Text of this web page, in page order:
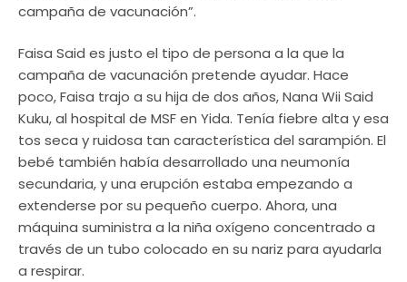
campaña de vacunación”.
Faisa Said es justo el tipo de persona a la que la
campaña de vacunación pretende ayudar. Hace
poco, Faisa trajo a su hija de dos años, Nana Wii Said
Kuku, al hospital de MSF en Yida. Tenía fiebre alta y esa
tos seca y ruidosa tan característica del sarampión. El
bebé también había desarrollado una neumonía
secundaria, y una erupción estaba empezando a
extenderse por su pequeño cuerpo. Ahora, una
máquina suministra a la niña oxígeno concentrado a
través de un tubo colocado en su nariz para ayudarla
a respirar.